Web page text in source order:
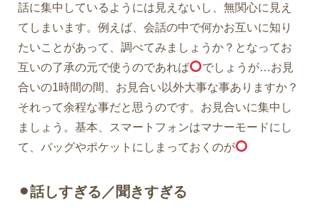
話に集中しているようには見えないし、無関心に見え
てしまいます。例えば、会話の中で何かお互いに知り
たいことがあって、調べてみましょうか？となってお
互いの了承の元で使うのであれば
でしょうが…お見
合いの1時間の間、お見合い以外大事な事ありますか？
それって余程な事だと思うのです。お見合いに集中し
ましょう。基本、スマートフォンはマナーモードにし
て、バッグやポケットにしまっておくのが
⚫︎話しすぎる／聞きすぎる